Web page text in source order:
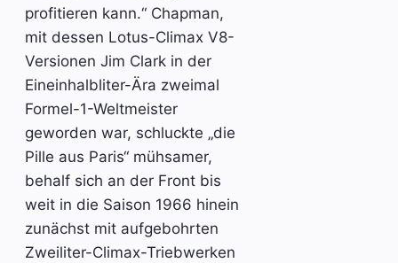
profitieren kann.“ Chapman,
mit dessen Lotus-Climax V8-
Versionen Jim Clark in der
Eineinhalbliter-Ära zweimal
Formel-1-Weltmeister
geworden war, schluckte „die
Pille aus Paris“ mühsamer,
behalf sich an der Front bis
weit in die Saison 1966 hinein
zunächst mit aufgebohrten
Zweiliter-Climax-Triebwerken